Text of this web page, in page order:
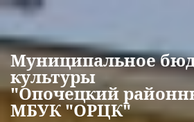
Перейти к основному содержанию
Муниципальное
культуры
"Опочецкий
МБУК "ОРЦК"